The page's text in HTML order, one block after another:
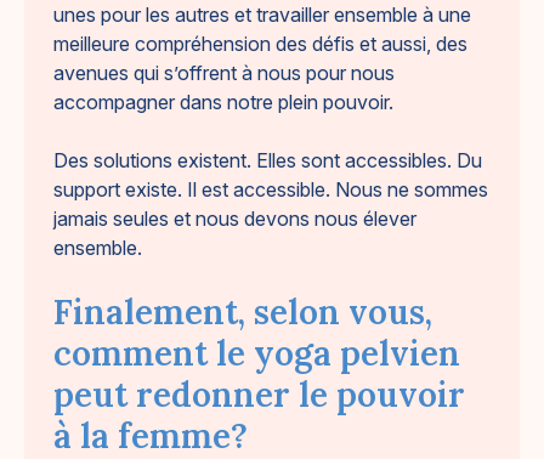
unes pour les autres et travailler ensemble à une
meilleure compréhension des défis et aussi, des
avenues qui s’offrent à nous pour nous
accompagner dans notre plein pouvoir.
Des solutions existent. Elles sont accessibles. Du
support existe. Il est accessible. Nous ne sommes
jamais seules et nous devons nous élever
ensemble.
Finalement, selon vous,
comment le yoga pelvien
peut redonner le pouvoir
à la femme?